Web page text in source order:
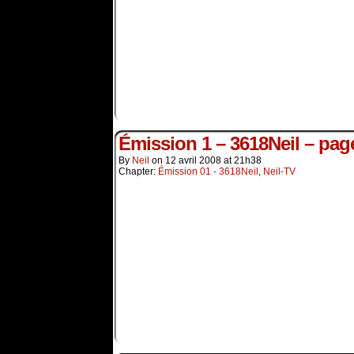
Émission 1 – 3618Neil –
By Neil on 12 avril 2008 at21h38
Chapter: Émission 01 - 3618Neil , Neil-TV